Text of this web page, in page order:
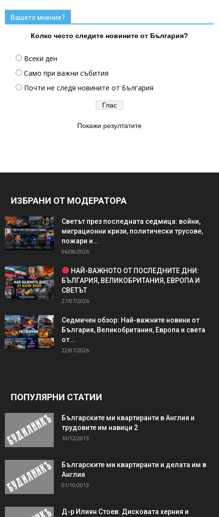
Вашето мнение?
Колко често следите новините от България?
Всеки ден
Само при важни събития
Почти не следя новините от България
Покажи резултатите
ИЗБРАНИ ОТ МОДЕРАТОРА
Светът през последната седмица: войни,
миграционни кризи, политически трусове,
пожари и...
06/08/2026
НАЙ-ВАЖНОТО ОТ ПОСЛЕДНИТЕ ДНИ:
БЪЛГАРИЯ, ВЕЛИКОБРИТАНИЯ, ЕВРОПА И
СВЕТЪТ
27/07/2026
Седмичен обзор: Най-важните новини от
България, Великобритания, Европа и света
от...
22/07/2026
ПОПУЛЯРНИ СТАТИИ
Българските ми квартиранти в Англия и
трудовите им навици 2
10/12/2013
Българските ми квартиранти и делата им в
Англия
01/10/2013
Д-р Илиян Стоев: Дисковата херния и